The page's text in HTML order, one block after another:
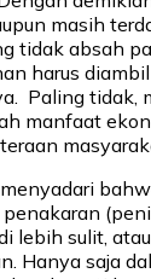
masih
tidak absah
harus
Paling tidak,
manfaat
lebih sulit,
Hanya saja